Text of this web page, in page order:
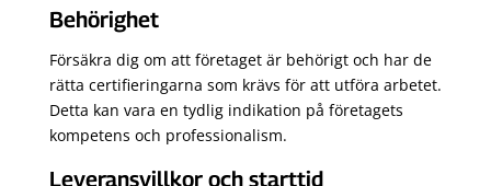
Behörighet
Försäkra dig om att företaget är behörigt och har de
rätta certifieringarna som krävs för att utföra arbetet.
Detta kan vara en tydlig indikation på företagets
kompetens och professionalism.
Leveransvillkor och starttid